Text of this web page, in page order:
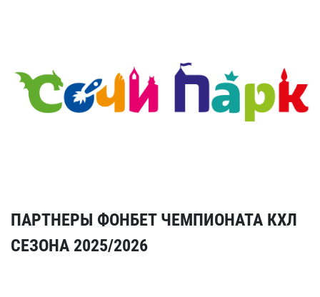
ПАРТНЕРЫ ФОНБЕТ ЧЕМПИОНАТА КХЛ
СЕЗОНА 2025/2026